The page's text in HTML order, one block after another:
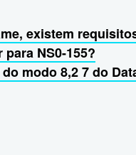
existem
NS0-155?
modo 8,2 7 do